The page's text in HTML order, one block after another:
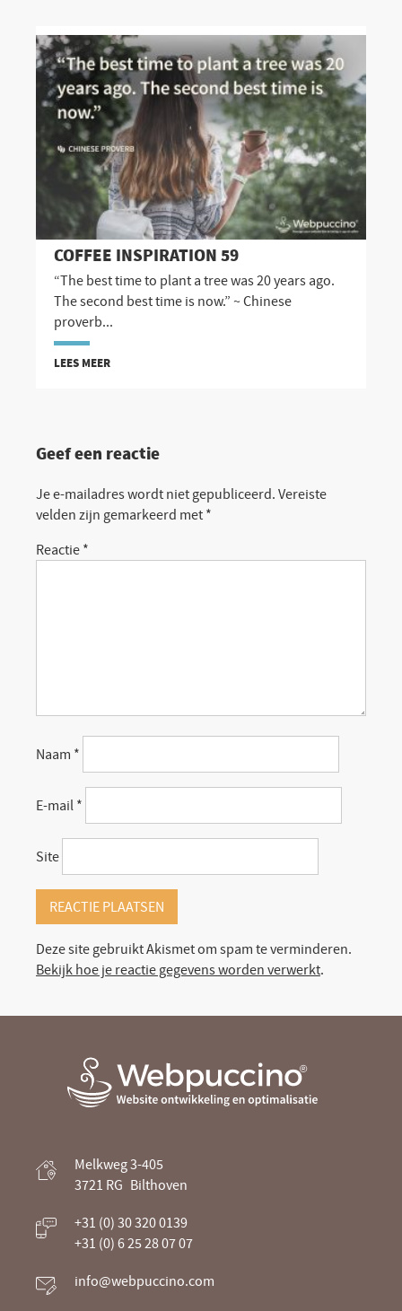
COFFEE INSPIRATION 59
“The best time to plant a tree was 20 years ago.
The second best time is now.” ~ Chinese
proverb...
LEES MEER
Geef een reactie
Je e-mailadres wordt niet gepubliceerd. Vereiste
velden zijn gemarkeerd met *
Reactie *
Naam *
E-mail *
Site
Deze site gebruikt Akismet om spam te verminderen.
Bekijk hoe je reactie gegevens worden verwerkt.
Webpuccino® website ontwikkeling en
optimalisatie
Melkweg 3-405
3721 RG Bilthoven
+31 (0) 30 320 0139
+31 (0) 6 25 28 07 07
info@webpuccino.com